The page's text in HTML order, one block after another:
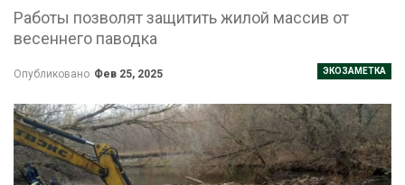
Работы позволят защитить жилой массив от
весеннего паводка
ЭКОЗАМЕТКА
Опубликовано Фев 25, 2025